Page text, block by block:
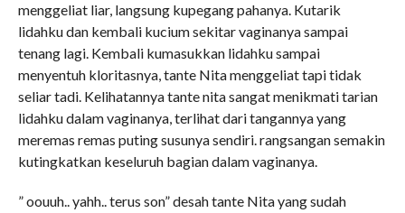
menggeliat liar, langsung kupegang pahanya. Kutarik
lidahku dan kembali kucium sekitar vaginanya sampai
tenang lagi. Kembali kumasukkan lidahku sampai
menyentuh kloritasnya, tante Nita menggeliat tapi tidak
seliar tadi. Kelihatannya tante nita sangat menikmati tarian
lidahku dalam vaginanya, terlihat dari tangannya yang
meremas remas puting susunya sendiri. rangsangan semakin
kutingkatkan keseluruh bagian dalam vaginanya.
” oouuh.. yahh.. terus son” desah tante Nita yang sudah